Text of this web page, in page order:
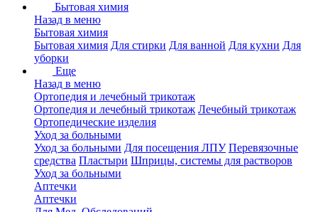
Бытовая химия
Назад в меню
Бытовая химия
Бытовая химия Для стирки Для ванной Для кухни Для
уборки
Еще
Назад в меню
Ортопедия и лечебный трикотаж
Ортопедия и лечебный трикотаж Лечебный трикотаж
Ортопедические изделия
Уход за больными
Уход за больными Для посещения ЛПУ Перевязочные
средства Пластыри Шприцы, системы для растворов
Уход за больными
Аптечки
Аптечки